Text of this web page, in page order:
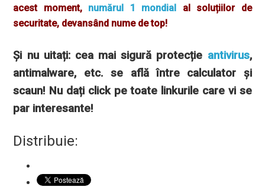
acest moment, numărul 1 mondial al soluțiilor de
securitate, devansând nume de top!
Și nu uitați: cea mai sigură protecție antivirus,
antimalware, etc. se află între calculator și
scaun! Nu dați click pe toate linkurile care vi se
par interesante!
Distribuie: